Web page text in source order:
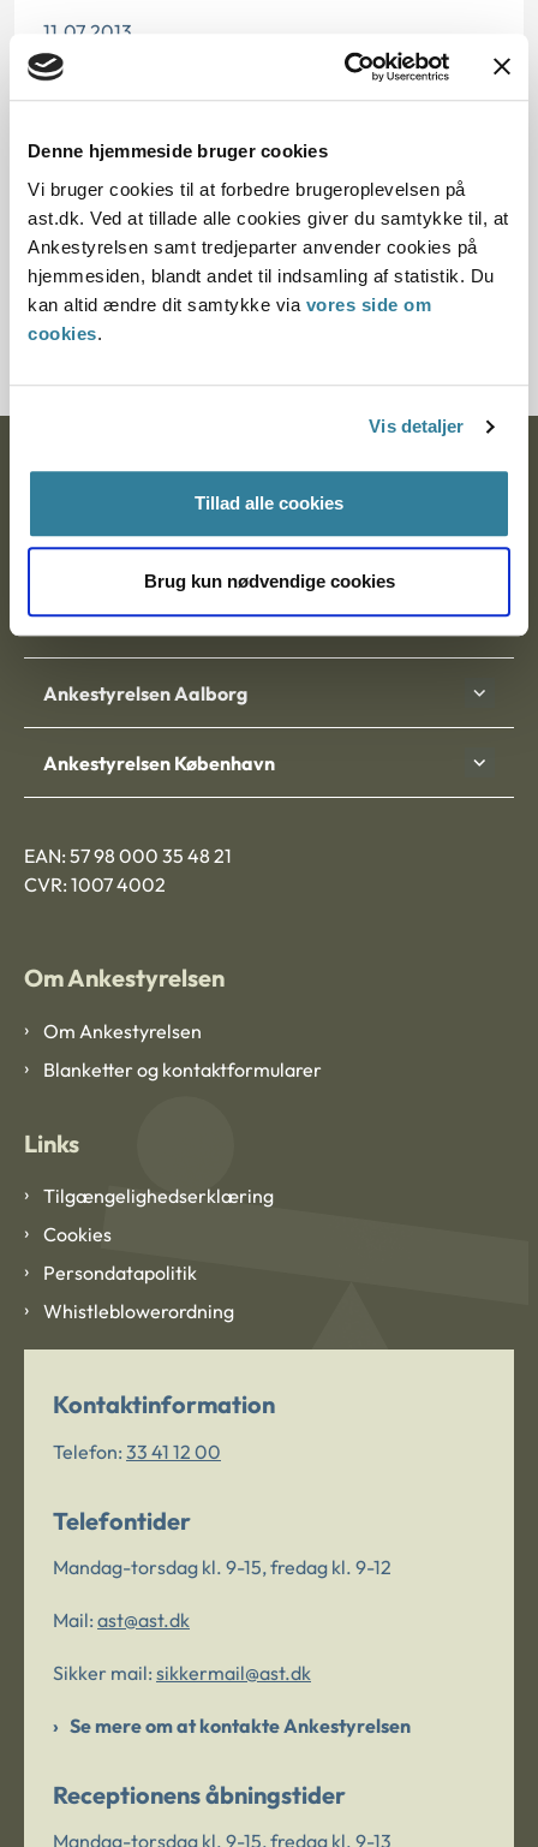
Denne hjemmeside bruger cookies
Vi bruger cookies til at forbedre brugeroplevelsen på
ast.dk. Ved at tillade alle cookies giver du samtykke til, at
Ankestyrelsen samt tredjeparter anvender cookies på
hjemmesiden, blandt andet til indsamling af statistik. Du
kan altid ændre dit samtykke via vores side om
cookies.
Vis detaljer
Tillad alle cookies
Brug kun nødvendige cookies
11.07.2013
Denne principafgørelse er kasseret den 13. april
Paragraf
§ 27 § 26 § 74 § 4 § 1 § 28 § 32
Journalnummer
7000094-04
Ankestyrelsen
Nytorv 7, 2. sal
Ankestyrelsen Aalborg
Ankestyrelsen København
EAN: 57 98 000 35 48 21
CVR: 1007 4002
Om Ankestyrelsen
Om Ankestyrelsen
Blanketter og kontaktformularer
Links
Tilgængelighedserklæring
Cookies
Persondatapolitik
Whistleblowerordning
Kontaktinformation
Telefon: 33 41 12 00
Telefontider
Mandag-torsdag kl. 9-15, fredag kl. 9-12
Mail: ast@ast.dk
Sikker mail: sikkermail@ast.dk
Se mere om at kontakte Ankestyrelsen
Receptionens åbningstider
Mandag-torsdag kl. 9-15, fredag kl. 9-13